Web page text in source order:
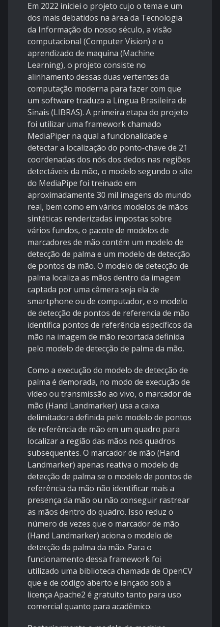
Em 2022 iniciei o projeto cujo o tema e um
dos mais debatidos na área da Tecnologia
da Informação do nosso século, a visão
computacional (Computer Vision) e o
aprendizado de maquina (Machine
Learning), o projeto consiste no
alinhamento dessas duas vertentes da
computação moderna para fazer com que
um software traduza a Língua Brasileira de
Sinais (LIBRAS). A primeira etapa do projeto
foi utilizar uma framework chamado
MediaPiper na qual a funcionalidade e
detectar a localização do ponto-chave de 21
coordenadas dos nós dos dedos nas regiões
detectáveis da mão, o modelo segundo o site
do MediaPipe foi treinado em
aproximadamente 30 mil imagens do mundo
real, bem como em vários modelos de mãos
sintéticas renderizadas impostas sobre
vários fundos, o pacote de modelos de
marcadores de mão contém um modelo de
detecção de palma e um modelo de detecção
de pontos da mão. O modelo de detecção de
palma localiza as mãos dentro da imagem
captada por uma câmera seja ela de
smartphone ou de computador, e o modelo
de detecção de pontos de referencia de mão
identifica pontos de referência específicos da
mão na imagem de mão recortada definida
pelo modelo de detecção de palma da mão.
Como a execução do modelo de detecção de
palma é demorada, no modo de execução de
vídeo ou transmissão ao vivo, o marcador de
mão (Hand Landmarker) usa a caixa
delimitadora definida pelo modelo de pontos
de referência de mão em um quadro para
localizar a região das mãos nos quadros
subsequentes. O marcador de mão (Hand
Landmarker) apenas reativa o modelo de
detecção de palma se o modelo de pontos de
referência da mão não identificar mais a
presença da mão ou não conseguir rastrear
as mãos dentro do quadro. Isso reduz o
número de vezes que o marcador de mão
(Hand Landmarker) aciona o modelo de
detecção da palma da mão. Para o
funcionamento dessa framework foi
utilizado uma biblioteca chamada de OpenCV
que e de código aberto e lançado sob a
licença Apache2 é gratuito tanto para uso
comercial quanto para acadêmico.